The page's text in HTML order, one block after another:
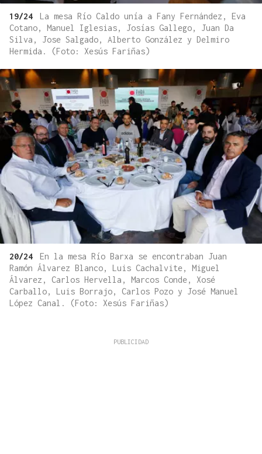
19/24
La mesa Río Caldo unía a Fany Fernández, Eva
Cotano, Manuel Iglesias, Josías Gallego, Juan Da
Silva, Jose Salgado, Alberto González y Delmiro
Hermida. (Foto: Xesús Fariñas)
20/24
En la mesa Río Barxa se encontraban Juan
Ramón Álvarez Blanco, Luis Cachalvite, Miguel
Álvarez, Carlos Hervella, Marcos Conde, Xosé
Carballo, Luis Borrajo, Carlos Pozo y José Manuel
López Canal. (Foto: Xesús Fariñas)